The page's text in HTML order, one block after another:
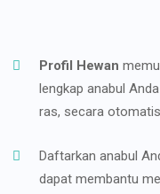
Profil Hewan
lengkap anabul
ras, secara
Daftarkan anabul
dapat membantu